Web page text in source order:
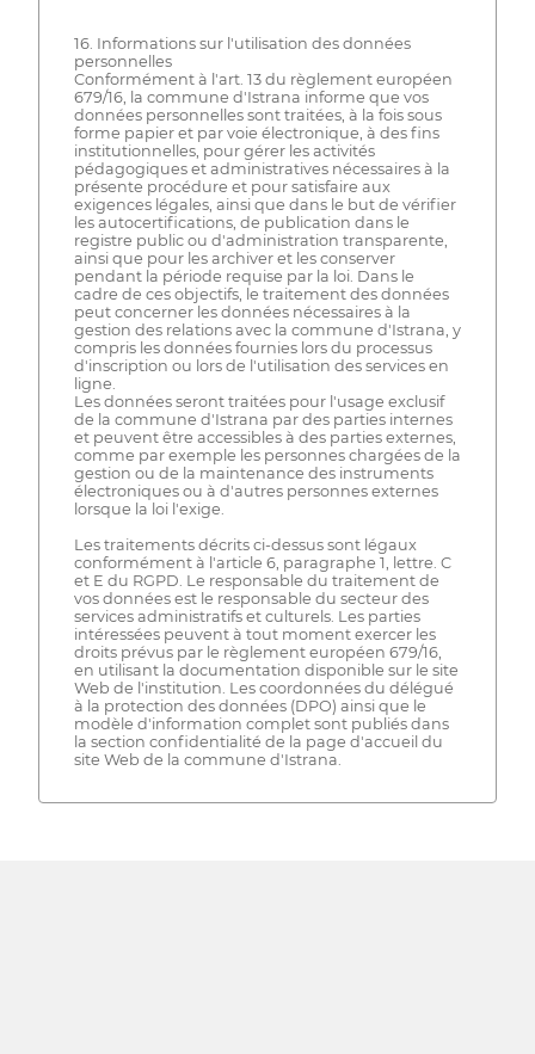
16. Informations sur l'utilisation des données
personnelles
Conformément à l'art. 13 du règlement européen
679/16, la commune d'Istrana informe que vos
données personnelles sont traitées, à la fois sous
forme papier et par voie électronique, à des fins
institutionnelles, pour gérer les activités
pédagogiques et administratives nécessaires à la
présente procédure et pour satisfaire aux
exigences légales, ainsi que dans le but de vérifier
les autocertifications, de publication dans le
registre public ou d'administration transparente,
ainsi que pour les archiver et les conserver
pendant la période requise par la loi. Dans le
cadre de ces objectifs, le traitement des données
peut concerner les données nécessaires à la
gestion des relations avec la commune d'Istrana, y
compris les données fournies lors du processus
d'inscription ou lors de l'utilisation des services en
ligne.
Les données seront traitées pour l'usage exclusif
de la commune d'Istrana par des parties internes
et peuvent être accessibles à des parties externes,
comme par exemple les personnes chargées de la
gestion ou de la maintenance des instruments
électroniques ou à d'autres personnes externes
lorsque la loi l'exige.
Les traitements décrits ci-dessus sont légaux
conformément à l'article 6, paragraphe 1, lettre. C
et E du RGPD. Le responsable du traitement de
vos données est le responsable du secteur des
services administratifs et culturels. Les parties
intéressées peuvent à tout moment exercer les
droits prévus par le règlement européen 679/16,
en utilisant la documentation disponible sur le site
Web de l'institution. Les coordonnées du délégué
à la protection des données (DPO) ainsi que le
modèle d'information complet sont publiés dans
la section confidentialité de la page d'accueil du
site Web de la commune d'Istrana.